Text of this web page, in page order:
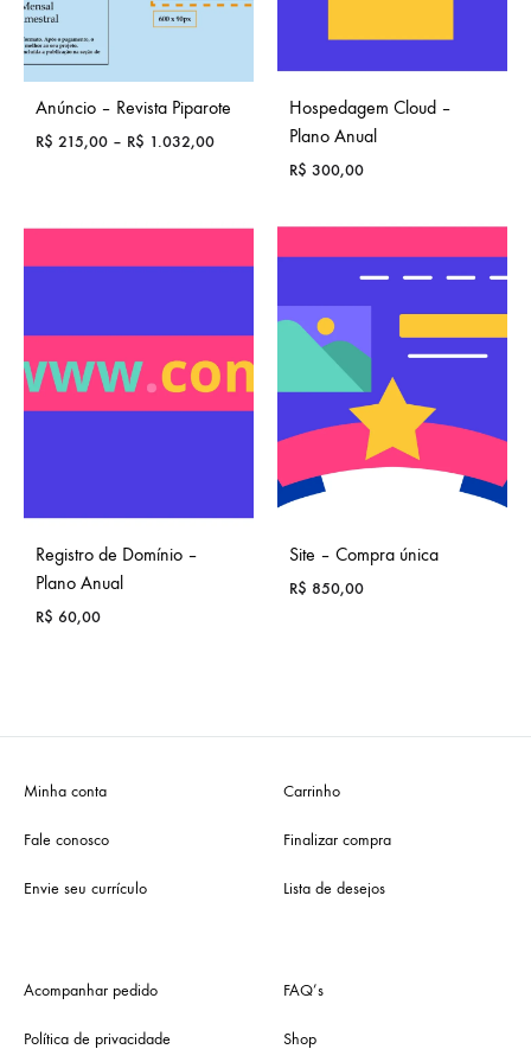
Anúncio – Revista Piparote
R$ 215,00 – R$ 1.032,00Price
Hospedagem Cloud –
Plano Anual
R$ 300,00
Registro de Domínio –
Plano Anual
R$ 60,00
Site – Compra única
R$ 850,00
Minha conta
Fale conosco
Envie seu currículo
Carrinho
Finalizar compra
Lista de desejos
Acompanhar pedido
Política de privacidade
FAQ’s
Shop